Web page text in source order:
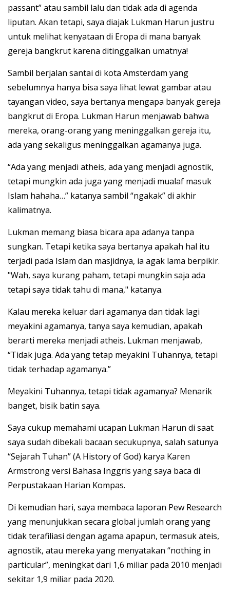
passant” atau sambil lalu dan tidak ada di agenda
liputan. Akan tetapi, saya diajak Lukman Harun justru
untuk melihat kenyataan di Eropa di mana banyak
gereja bangkrut karena ditinggalkan umatnya!
Sambil berjalan santai di kota Amsterdam yang
sebelumnya hanya bisa saya lihat lewat gambar atau
tayangan video, saya bertanya mengapa banyak gereja
bangkrut di Eropa. Lukman Harun menjawab bahwa
mereka, orang-orang yang meninggalkan gereja itu,
ada yang sekaligus meninggalkan agamanya juga.
“Ada yang menjadi atheis, ada yang menjadi agnostik,
tetapi mungkin ada juga yang menjadi mualaf masuk
Islam hahaha…” katanya sambil “ngakak” di akhir
kalimatnya.
Lukman memang biasa bicara apa adanya tanpa
sungkan. Tetapi ketika saya bertanya apakah hal itu
terjadi pada Islam dan masjidnya, ia agak lama berpikir.
"Wah, saya kurang paham, tetapi mungkin saja ada
tetapi saya tidak tahu di mana," katanya.
Kalau mereka keluar dari agamanya dan tidak lagi
meyakini agamanya, tanya saya kemudian, apakah
berarti mereka menjadi atheis. Lukman menjawab,
“Tidak juga. Ada yang tetap meyakini Tuhannya, tetapi
tidak terhadap agamanya.”
Meyakini Tuhannya, tetapi tidak agamanya? Menarik
banget, bisik batin saya.
Saya cukup memahami ucapan Lukman Harun di saat
saya sudah dibekali bacaan secukupnya, salah satunya
“Sejarah Tuhan” (A History of God) karya Karen
Armstrong versi Bahasa Inggris yang saya baca di
Perpustakaan Harian Kompas.
Di kemudian hari, saya membaca laporan Pew Research
yang menunjukkan secara global jumlah orang yang
tidak terafiliasi dengan agama apapun, termasuk ateis,
agnostik, atau mereka yang menyatakan “nothing in
particular”, meningkat dari 1,6 miliar pada 2010 menjadi
sekitar 1,9 miliar pada 2020.